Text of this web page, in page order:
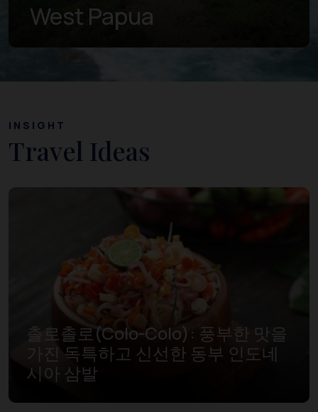
West Papua
INSIGHT
Travel Ideas
촐로촐로(Colo-Colo): 풍부한 맛을
가진 독특하고 신선한 동부 인도네
시아 삼발